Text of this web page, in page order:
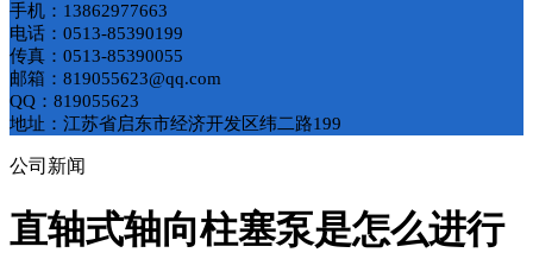
手机：13862977663
电话：0513-85390199
传真：0513-85390055
邮箱：819055623@qq.com
QQ：819055623
地址：江苏省启东市经济开发区纬二路199
公司新闻
直轴式轴向柱塞泵是怎么进行